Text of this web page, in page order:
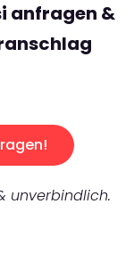
anfragen &
unverbindlich.